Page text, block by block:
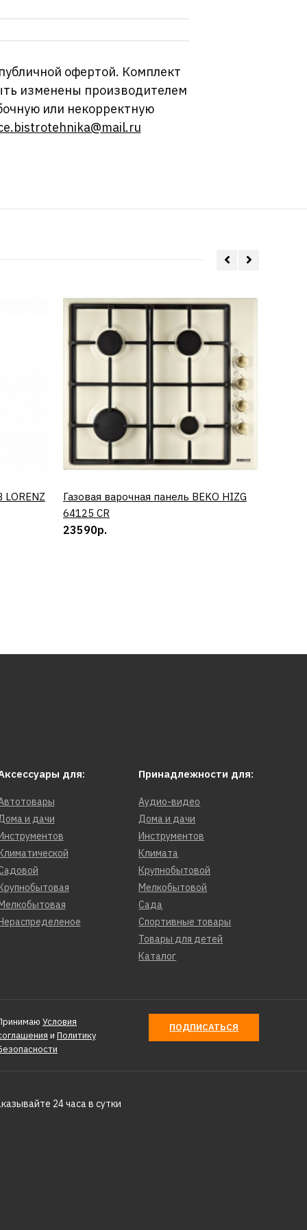
офертой. Комплект
изменены производителем
или некорректную
КУПИТЬ
Газовая варочная панель BEKO HIZG
64125 CR
23590р.
для:
и дачи
Принадлежности для:
Аудио-видео
Дома и дачи
Инструментов
Климата
Крупнобытовой
Мелкобытовой
Сада
Спортивные товары
Товары для детей
Каталог
Условия
и Политику
ПОДПИСАТЬСЯ
24 часа в сутки